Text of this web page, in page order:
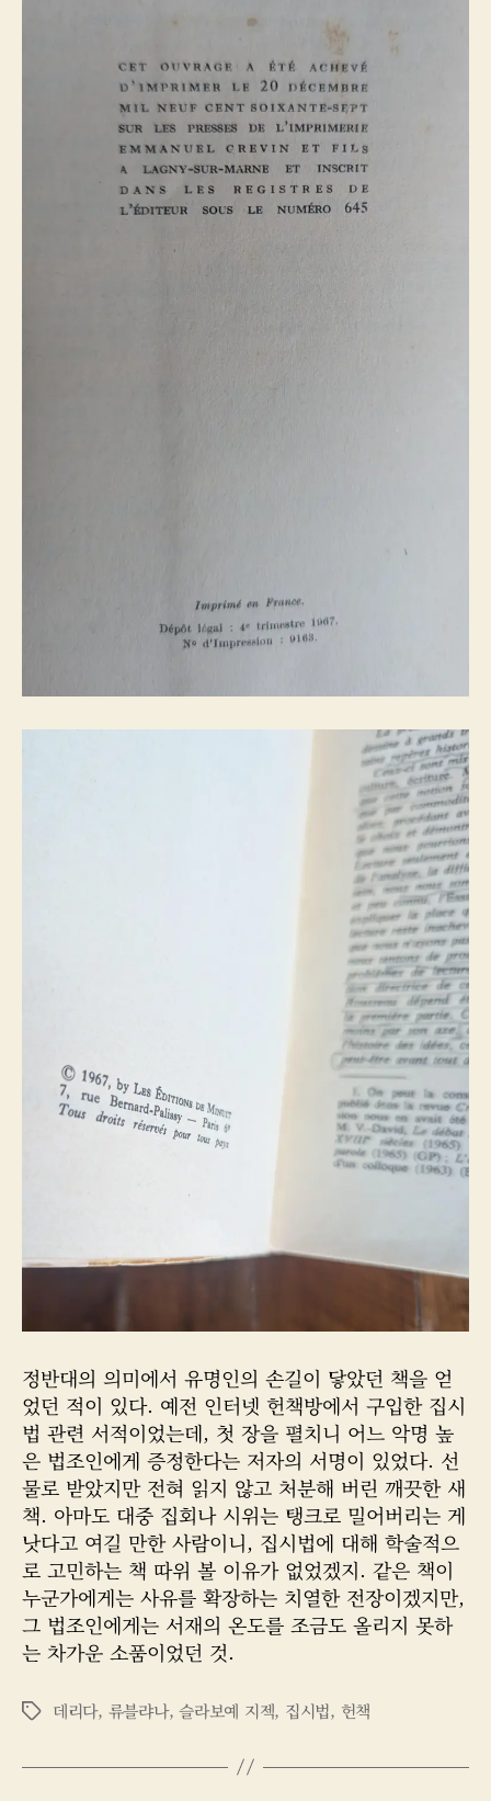
정반대의 의미에서 유명인의 손길이 닿았던 책을 얻
었던 적이 있다. 예전 인터넷 헌책방에서 구입한 집시
법 관련 서적이었는데, 첫 장을 펼치니 어느 악명 높
은 법조인에게 증정한다는 저자의 서명이 있었다. 선
물로 받았지만 전혀 읽지 않고 처분해 버린 깨끗한 새
책. 아마도 대중 집회나 시위는 탱크로 밀어버리는 게
낫다고 여길 만한 사람이니, 집시법에 대해 학술적으
로 고민하는 책 따위 볼 이유가 없었겠지. 같은 책이
누군가에게는 사유를 확장하는 치열한 전장이겠지만,
그 법조인에게는 서재의 온도를 조금도 올리지 못하
는 차가운 소품이었던 것.
태
데리다, 류블랴나,슬라보예 지젝, 집시법, 헌책